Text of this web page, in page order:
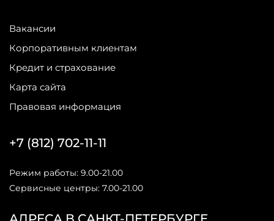
Вакансии
Корпоративным клиентам
Кредит и страхование
Карта сайта
Правовая информация
+7 (812) 702-11-11
Режим работы: 9.00-21.00
Сервисные центры: 7.00-21.00